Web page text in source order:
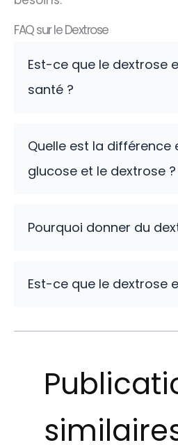
FAQ sur le Dextrose
Est-ce que le dextrose
santé ?
Quelle est la différence
glucose et le dextrose ?
Pourquoi donner du
Est-ce que le dextrose